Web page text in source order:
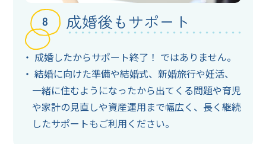
成婚後もサポート
成婚したからサポート終了！ ではありません。
結婚に向けた準備や結婚式、新婚旅行や妊活、
一緒に住むようになったから出てくる問題や育児
や家計の見直しや資産運用まで幅広く、長く継続
したサポートもご利用ください。